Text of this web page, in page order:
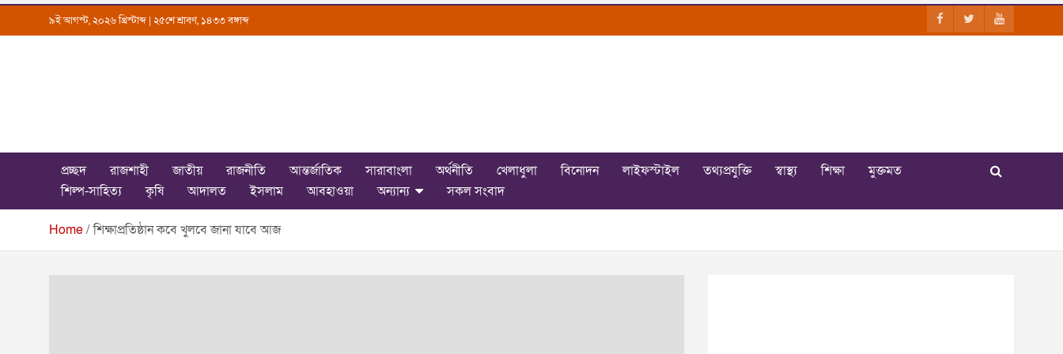
৯ই আগস্ট, ২০২৬ খ্রিস্টাব্দ | ২৫শে শ্রাবণ, ১৪৩৩ বঙ্গাব্দ
Uttarkantho
প্রচ্ছদ রাজশাহী জাতীয় রাজনীতি আন্তর্জাতিক সারাবাংলা অর্থনীতি খেলাধুলা বিনোদন লাইফস্টাইল তথ্যপ্রযুক্তি স্বাস্থ্য শিক্ষা
মুক্তমত
শিল্প-সাহিত্য
কৃষি আদালত ইসলাম আবহাওয়া অন্যান্য সকল সংবাদ
Home শিক্ষাপ্রতিষ্ঠান কবে খুলবে জানা যাবে আজ